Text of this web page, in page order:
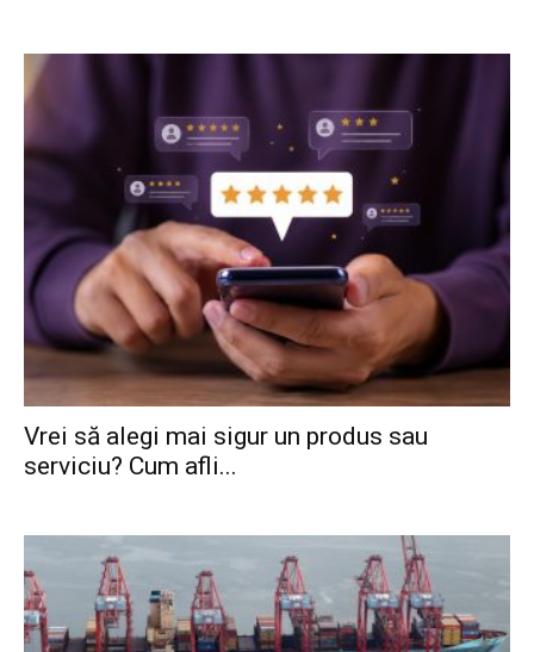
Vrei să alegi mai sigur un produs sau
serviciu? Cum afli...